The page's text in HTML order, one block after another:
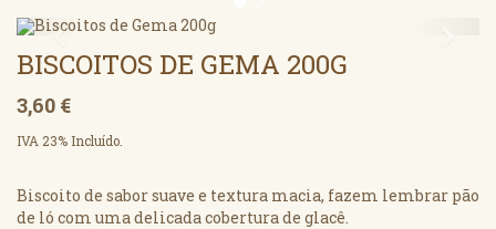
Anterior
BISCOITOS DE GEMA 200G
3,60 €
IVA 23% Incluído.
Biscoito de sabor suave e textura macia, fazem lembrar pão
de ló com uma delicada cobertura de glacê.